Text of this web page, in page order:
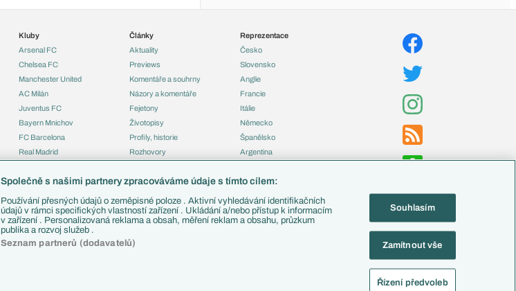
Kluby
Arsenal FC
Chelsea FC
Manchester United
AC Milán
Juventus FC
Bayern Mnichov
FC Barcelona
Real Madrid
Články
Aktuality
Previews
Komentáře a souhrny
Názory a komentáře
Fejetony
Životopisy
Profily, historie
Rozhovory
Reprezentace
Česko
Slovensko
Anglie
Francie
Itálie
Německo
Španělsko
Argentina
Zápasy
Livescore
Společně s našimi partnery zpracováváme údaje s tímto cílem:
Používání přesných údajů o zeměpisné poloze . Aktivní vyhledávání identifikačních
údajů v rámci specifických vlastností zařízení . Ukládání a/nebo přístup k informacím
v zařízení . Personalizovaná reklama a obsah, měření reklam a obsahu, průzkum
publika a rozvoj služeb .
Seznam partnerů (dodavatelů)
Souhlasím
Zamítnout vše
Řízení předvoleb